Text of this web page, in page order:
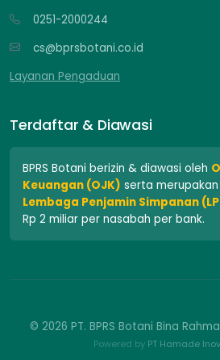
0251-2000244
cs@bprsbotani.co.id
Layanan Pengaduan
Terdaftar & Diawasi
BPRS Botani berizin & diawasi oleh
Keuangan (OJK) serta
Lembaga Penjamin Simpanan
Rp 2 miliar per nasabah per bank.
© 2026 PT. BPRS Botani Bina
Powered by PT Hamade